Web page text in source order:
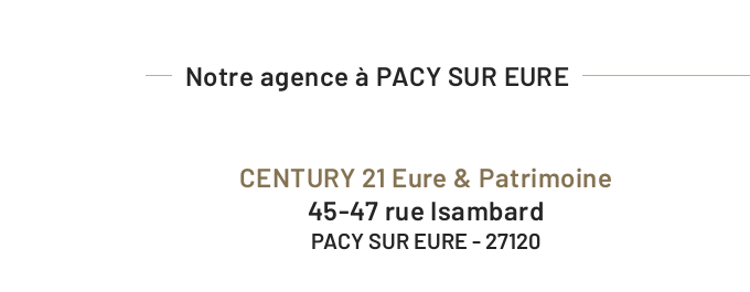
Notre agence à PACY SUR EURE
CENTURY 21 Eure & Patrimoine
45-47 rue Isambard
PACY SUR EURE - 27120